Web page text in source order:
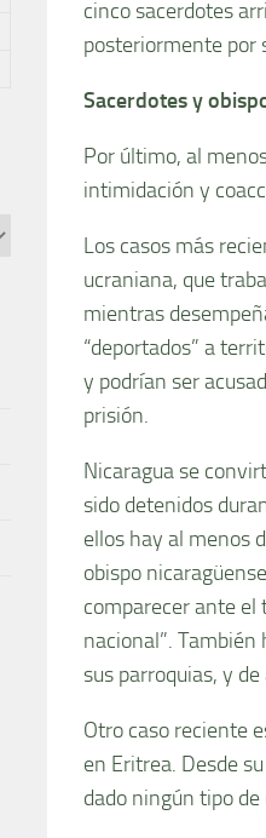
cinco sacerdotes
posteriormente por
Sacerdotes y
Por último, al
intimidación y
Los casos más
ucraniana, que
mientras
“deportados” a
y podrían ser
prisión.
Nicaragua se
sido detenidos
ellos hay al menos
obispo
comparecer ante el
nacional”.
sus parroquias, y
Otro caso reciente
en Eritrea. Desde
dado ningún tipo de